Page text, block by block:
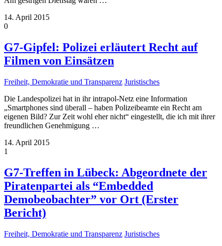
14. April 2015
0
G7-Gipfel: Polizei erläutert Recht auf
Filmen von Einsätzen
Freiheit, Demokratie und Transparenz Juristisches
Die Landespolizei hat in ihr intrapol-Netz eine Information
„Smartphones sind überall – haben Polizeibeamte ein Recht am
eigenen Bild? Zur Zeit wohl eher nicht“ eingestellt, die ich mit ihrer
freundlichen Genehmigung …
14. April 2015
1
G7-Treffen in Lübeck: Abgeordnete der
Piratenpartei als “Embedded
Demobeobachter” vor Ort (Erster
Bericht)
Freiheit, Demokratie und Transparenz Juristisches